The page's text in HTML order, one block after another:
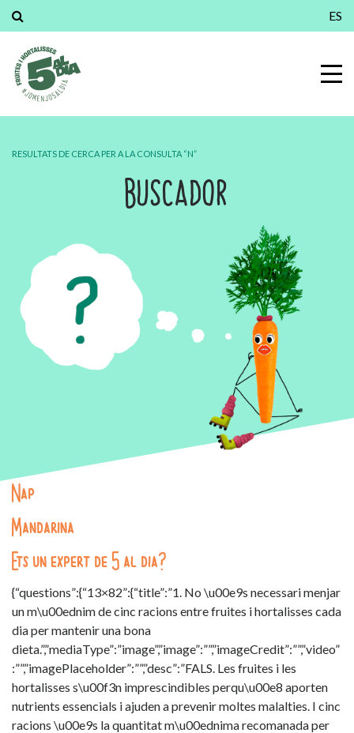
ES
RESULTATS DE CERCA PER A LA CONSULTA “N”
BUSCADOR
Nap
Mandarina
Ets un expert de 5 al dia?
{“questions”:{“13×82”:{“title”:”1. No \u00e9s necessari menjar
un m\u00ednim de cinc racions entre fruites i hortalisses cada
dia per mantenir una bona
dieta.”,”mediaType”:”image”,”image”:””,”imageCredit”:””,”video”
:””,”imagePlaceholder”:””,”desc”:”FALS. Les fruites i les
hortalisses s\u00f3n imprescindibles perqu\u00e8 aporten
nutrients essencials i ajuden a prevenir moltes malalties. I cinc
racions \u00e9s la quantitat m\u00ednima recomanada per